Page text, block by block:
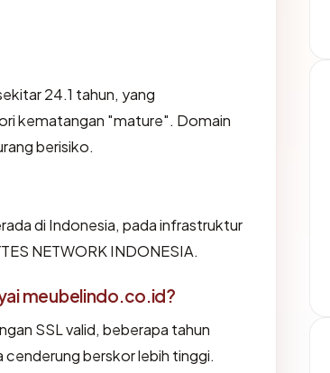
24.1 tahun, yang
kematangan "mature". Domain
berisiko.
di Indonesia, pada infrastruktur
NETWORK INDONESIA.
meubelindo.co.id?
SSL valid, beberapa tahun
berskor lebih tinggi.